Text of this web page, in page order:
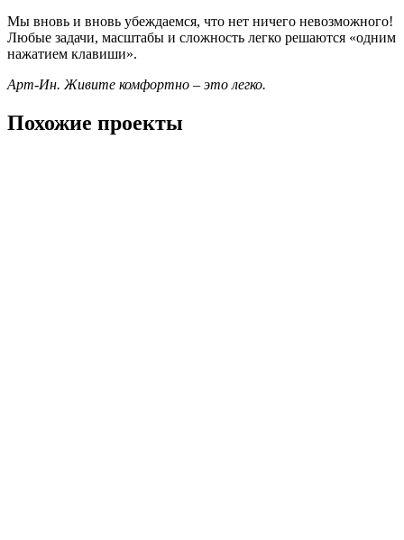
Мы вновь и вновь убеждаемся, что нет ничего невозможного!
Любые задачи, масштабы и сложность легко решаются «одним
нажатием клавиши».
Арт-Ин. Живите комфортно – это легко.
Похожие проекты